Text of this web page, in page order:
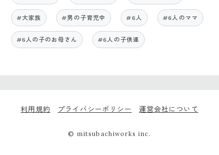
#大家族 #男の子育児中 #6人 #6人のママ
#6人の子のお母さん #6人の子供達
利用規約 プライバシーポリシー 運営会社について
© mitsubachiworks inc.